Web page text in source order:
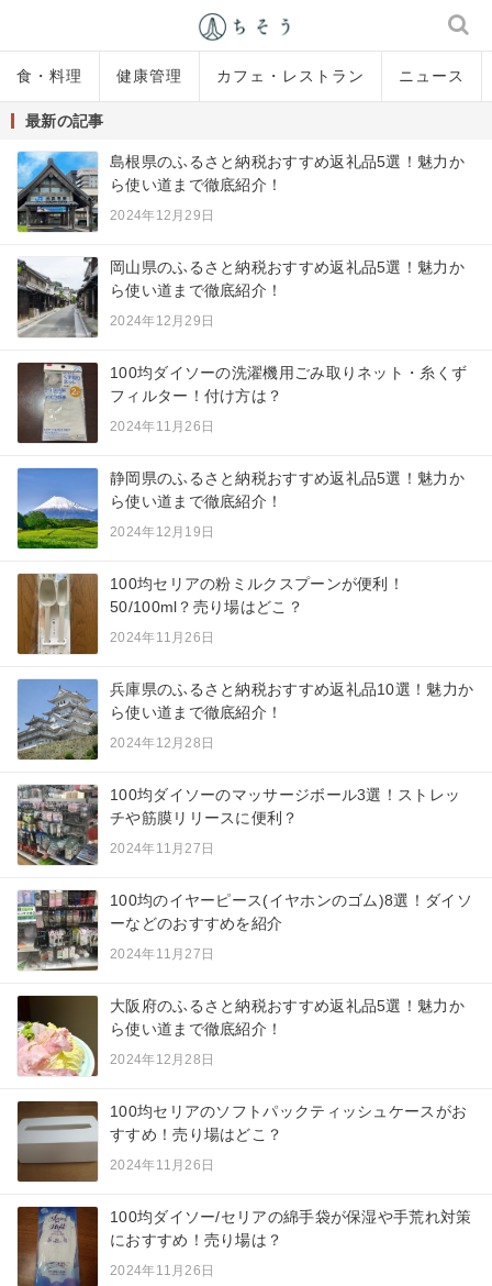
食・料理 健康管理 カフェ・レストラン ニュース
最新の記事
島根県のふるさと納税おすすめ返礼品5選！魅力か
ら使い道まで徹底紹介！
2024年12月29日
岡山県のふるさと納税おすすめ返礼品5選！魅力か
ら使い道まで徹底紹介！
2024年12月29日
100均ダイソーの洗濯機用ごみ取りネット・糸くず
フィルター！付け方は？
2024年11月26日
静岡県のふるさと納税おすすめ返礼品5選！魅力か
ら使い道まで徹底紹介！
2024年12月19日
100均セリアの粉ミルクスプーンが便利！
50/100ml？売り場はどこ？
2024年11月26日
兵庫県のふるさと納税おすすめ返礼品10選！魅力か
ら使い道まで徹底紹介！
2024年12月28日
100均ダイソーのマッサージボール3選！ストレッ
チや筋膜リリースに便利？
2024年11月27日
100均のイヤーピース(イヤホンのゴム)8選！ダイソ
ーなどのおすすめを紹介
2024年11月27日
大阪府のふるさと納税おすすめ返礼品5選！魅力か
ら使い道まで徹底紹介！
2024年12月28日
100均セリアのソフトパックティッシュケースがお
すすめ！売り場はどこ？
2024年11月26日
100均ダイソー/セリアの綿手袋が保湿や手荒れ対策
におすすめ！売り場は？
2024年11月26日